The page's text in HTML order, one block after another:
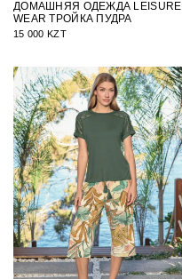
ДОМАШНЯЯ ОДЕЖДА LEISURE
WEAR ТРОЙКА ПУДРА
15 000 KZT